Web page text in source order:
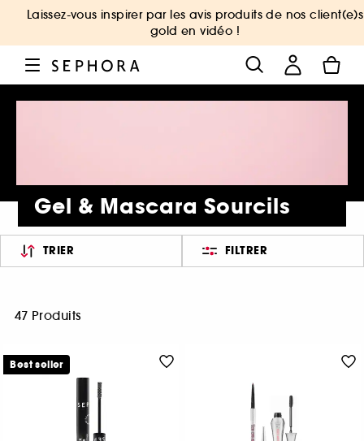
Laissez-vous inspirer par les avis produits de nos client(e)s
gold en vidéo !
Gel & Mascara Sourcils
TRIER FILTRER
47 Produits
Best seller